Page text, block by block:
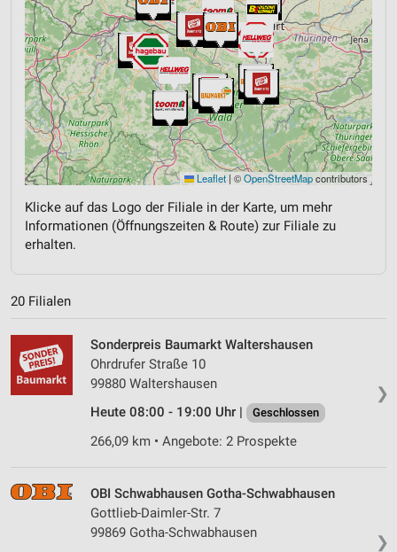
Leaflet | ©OpenStreetMapcontributors
Klicke auf das Logo der Filiale in der Karte, um mehr
Informationen (Öffnungszeiten & Route) zur Filiale zu
erhalten.
20 Filialen
❯
Sonderpreis Baumarkt Waltershausen
Ohrdrufer Straße 10
99880 Waltershausen
Heute 08:00 - 19:00 Uhr |
Geschlossen
266,09 km • Angebote: 2 Prospekte
❯
OBI Schwabhausen Gotha-Schwabhausen
Gottlieb-Daimler-Str. 7
99869 Gotha-Schwabhausen